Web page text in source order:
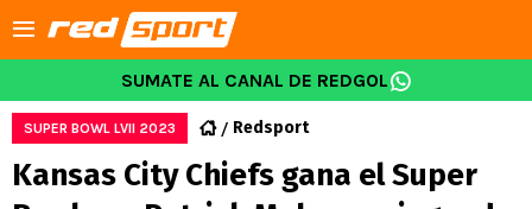
SUMATE AL CANAL DE REDGOL
SUPER BOWL LVII 2023 Redsport
Kansas City Chiefs gana el Super